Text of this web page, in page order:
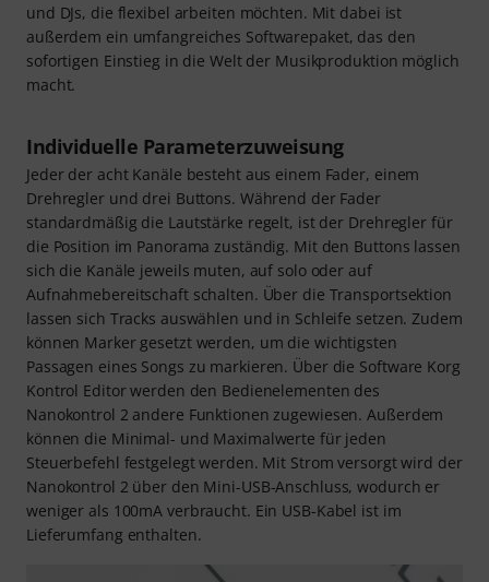
und DJs, die flexibel arbeiten möchten. Mit dabei ist
außerdem ein umfangreiches Softwarepaket, das den
sofortigen Einstieg in die Welt der Musikproduktion möglich
macht.
Individuelle Parameterzuweisung
Jeder der acht Kanäle besteht aus einem Fader, einem
Drehregler und drei Buttons. Während der Fader
standardmäßig die Lautstärke regelt, ist der Drehregler für
die Position im Panorama zuständig. Mit den Buttons lassen
sich die Kanäle jeweils muten, auf solo oder auf
Aufnahmebereitschaft schalten. Über die Transportsektion
lassen sich Tracks auswählen und in Schleife setzen. Zudem
können Marker gesetzt werden, um die wichtigsten
Passagen eines Songs zu markieren. Über die Software Korg
Kontrol Editor werden den Bedienelementen des
Nanokontrol 2 andere Funktionen zugewiesen. Außerdem
können die Minimal- und Maximalwerte für jeden
Steuerbefehl festgelegt werden. Mit Strom versorgt wird der
Nanokontrol 2 über den Mini-USB-Anschluss, wodurch er
weniger als 100mA verbraucht. Ein USB-Kabel ist im
Lieferumfang enthalten.